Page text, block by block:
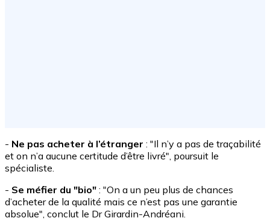
- Ne pas acheter à l’étranger : "Il n’y a pas de traçabilité
et on n’a aucune certitude d’être livré", poursuit le
spécialiste.
- Se méfier du "bio" : "On a un peu plus de chances
d’acheter de la qualité mais ce n’est pas une garantie
absolue", conclut le Dr Girardin-Andréani.